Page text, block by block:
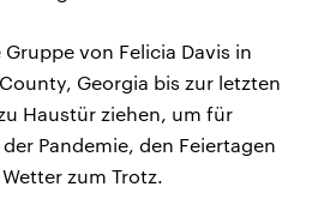
von Felicia Davis in
Georgia bis zur letzten
Haustür ziehen, um für
Pandemie, den Feiertagen
zum Trotz.